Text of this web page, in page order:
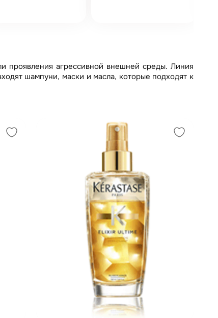
проявления агрессивной внешней среды. Линия
шампуни, маски и масла, которые подходят к